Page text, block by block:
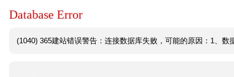
Database Error
(1040) 365建站错误警告：连接数据库失败，可能的原因：1、数